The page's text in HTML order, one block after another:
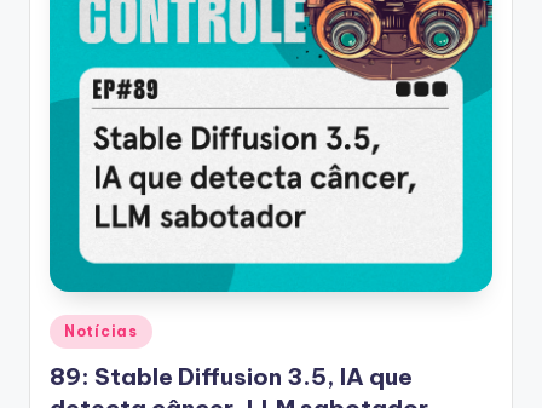
Posted
in
Notícias
89: Stable Diffusion 3.5, IA que